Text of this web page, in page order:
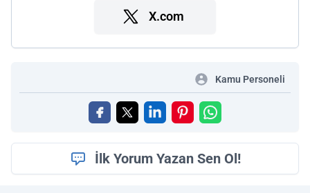
X.com
Kamu Personeli
İlk Yorum Yazan Sen Ol!